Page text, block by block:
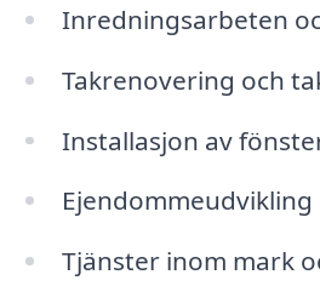
Inredningsarbeten
Takrenovering och
Installasjon av
Tjänster inom mark